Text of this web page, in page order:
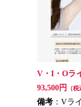
V・I・Oラ
93,500円
（税
備考 ：Vラ